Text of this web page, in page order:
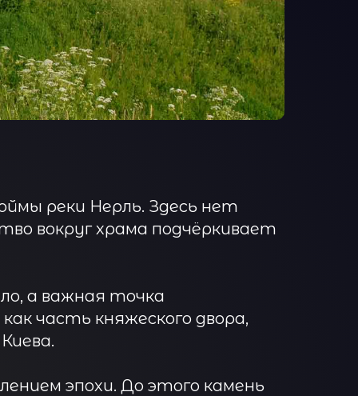
реки Нерль. Здесь нет
вокруг храма подчёркивает
а важная точка
часть княжеского двора,
эпохи. До этого камень